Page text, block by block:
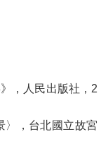
，人民出版社，2
〉，台北國立故宮